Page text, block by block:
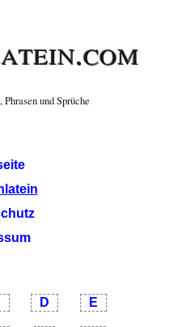
und Sprüche
D E